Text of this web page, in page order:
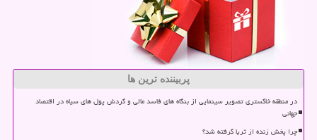
پربیننده ترین ها
در منطقه خاکستری تصویر سینمایی از بنگاه های فاسد مالی و گردش پول های سیاه در اقتصاد
جهانی
چرا پخش زنده از ثریا گرفته شد؟